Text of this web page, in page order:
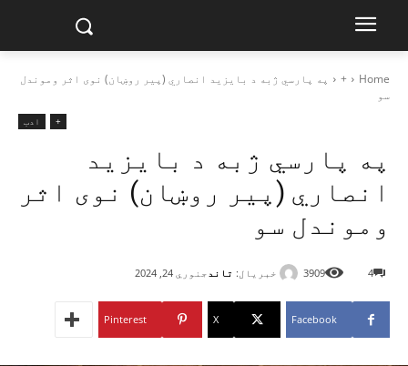
Home
+
په پارسي ژبه د بایزید انصاري (پیر روښان) نوی اثر وموندل
سو
+ ادب
په پارسي ژبه د بایزید
انصاري (پیر روښان) نوی اثر
وموندل سو
خبریال: تاند جنوري 24, 2024 4
3909
Facebook
X
Pinterest